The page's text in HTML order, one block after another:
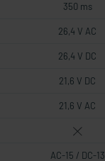
350 ms
26,4 V AC
26,4 V DC
21,6 V DC
21,6 V AC
AC-15 / DC-13